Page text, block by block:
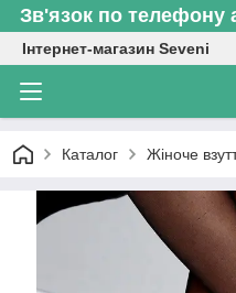
Зв'язок по телефону
Інтернет-магазин Seveni
Каталог Жіноче